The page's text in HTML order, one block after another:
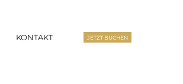
KONTAKT JETZT BUCHEN